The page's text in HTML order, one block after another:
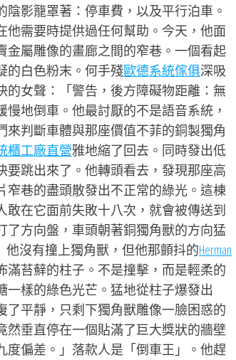
影籠罩著：停車費，以及平行泊車。
需要時提供過任何幫助。今天，他面
屬雕像的畫廊之間的窄巷。一個看起
的白色粉末。何手殘歐德系統傢俱深吸
女聲：「警告，後方障礙物距離：無
地倒車。他最討厭的不是語音系統，
判斷車體與那座價值不菲的銅製獨角
櫃工廠直營雅地縮了回去。同時發出低
跳出來了。他轉頭看去，發現那座高
巷的盡頭散發出不正常的綠光。這棟
在它面前失敗十八次，就會被傳送到
方向盤，車頭朝著銅獨角獸的方向猛
沒有撞上獨角獸，但他那顫抖的Herman
苔蘚的柱子。不是撞擊，而是輕柔的
樣的綠色光芒。猛地從柱子爆發出
平靜，只剩下獨角獸雕像一臉困惑的
垂直停在一個貼滿了巨大獎狀的牆壁
偏差。」落款人是「倒車王」。他趕